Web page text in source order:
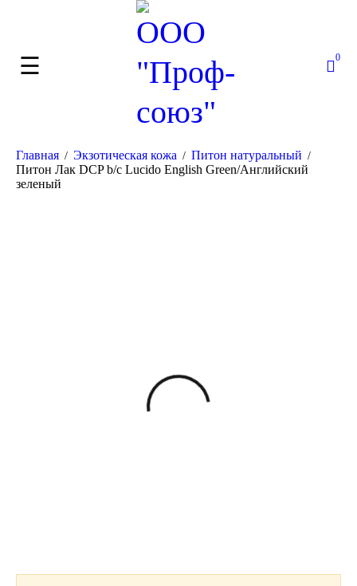
0
Главная / Экзотическая кожа / Питон натуральный /
Питон Лак DCP b/c Lucido English Green/Английский
зеленый